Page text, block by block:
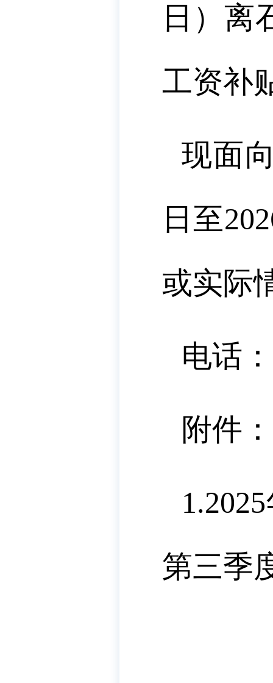
日）离
工资补
现面
日至
或实际
电话
附件：
第三季